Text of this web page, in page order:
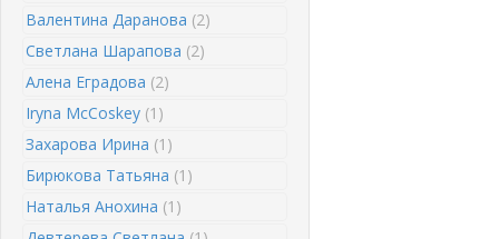
Валентина Даранова (2)
Светлана Шарапова (2)
Алена Еградова (2)
Iryna McCoskey (1)
Захарова Ирина (1)
Бирюкова Татьяна (1)
Наталья Анохина (1)